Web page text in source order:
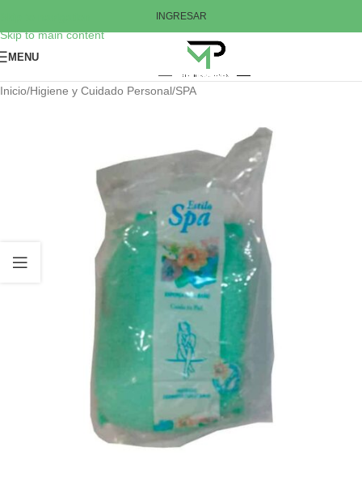
Skip to main content
INGRESAR
MENU
Inicio/Higiene y Cuidado Personal/SPA